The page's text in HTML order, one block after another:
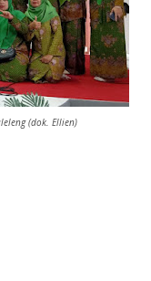
(dok. Ellien)